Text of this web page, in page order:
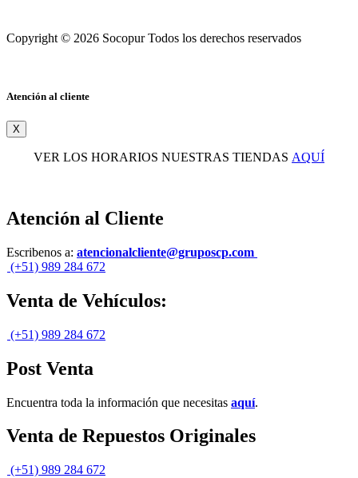
Copyright © 2026 Socopur Todos los derechos reservados
Atención al cliente
X
VER LOS HORARIOS NUESTRAS TIENDAS AQUÍ
Atención al Cliente
Escribenos a: atencionalcliente@gruposcp.com
(+51) 989 284 672
Venta de Vehículos:
(+51) 989 284 672
Post Venta
Encuentra toda la información que necesitas aquí.
Venta de Repuestos Originales
(+51) 989 284 672